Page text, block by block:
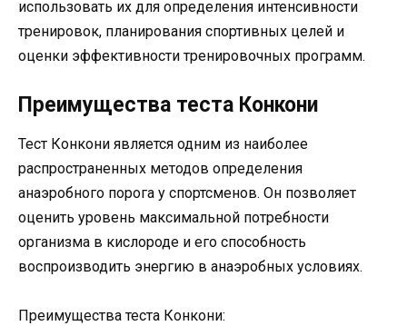
использовать их для определения интенсивности
тренировок, планирования спортивных целей и
оценки эффективности тренировочных программ.
Преимущества теста Конкони
Тест Конкони является одним из наиболее
распространенных методов определения
анаэробного порога у спортсменов. Он позволяет
оценить уровень максимальной потребности
организма в кислороде и его способность
воспроизводить энергию в анаэробных условиях.
Преимущества теста Конкони: